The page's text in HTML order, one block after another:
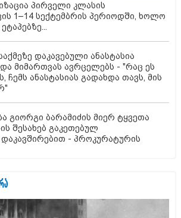
პირველი კლასის
1–14 სექტემბრის პერიოდში, ხოლო
დაკავებული ანასტასია
მიმართვას ავრცელებს - "რაც ეს
ჩემს ანასტასიას გადახდა თავს, მის
გიორგი ბარამიძის მიერ ტყვეთა
შესახებ გაკეთებულ
დაკავშირებით - პროკურატურის